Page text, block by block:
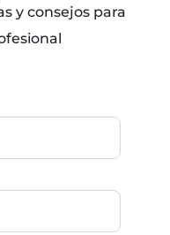
y consejos para